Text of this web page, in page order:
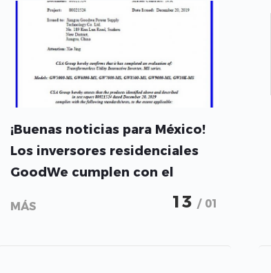
¡Buenas noticias para México!
Los inversores residenciales
GoodWe cumplen con el
MÁS 13 / 01